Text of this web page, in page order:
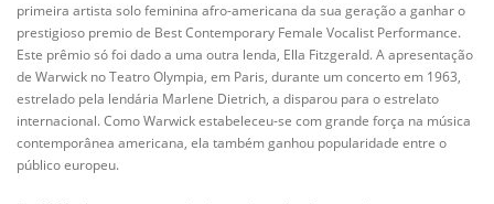
primeira artista solo feminina afro-americana da sua geração a ganhar o
prestigioso premio de Best Contemporary Female Vocalist Performance.
Este prêmio só foi dado a uma outra lenda, Ella Fitzgerald. A apresentação
de Warwick no Teatro Olympia, em Paris, durante um concerto em 1963,
estrelado pela lendária Marlene Dietrich, a disparou para o estrelato
internacional. Como Warwick estabeleceu-se com grande força na música
contemporânea americana, ela também ganhou popularidade entre o
público europeu.